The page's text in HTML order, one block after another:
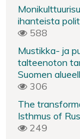
ihanteista
588
Mustikka- ja
talteenoton
Suomen
306
The
Isthmus of
249